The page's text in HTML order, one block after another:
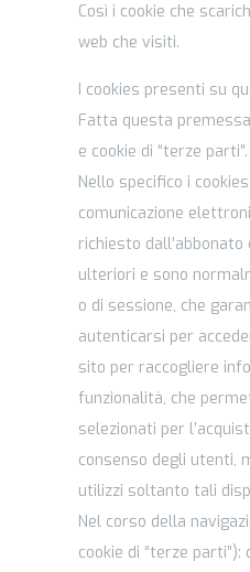
Così i cookie che
web che visiti.
I cookies presenti su
Fatta questa
e cookie di “terze parti”.
Nello specifico i
comunicazione
richiesto
ulteriori e sono
o di sessione, che
autenticarsi per
sito per raccogliere
funzionalità, che
selezionati per
consenso degli utenti,
utilizzi soltanto tali
Nel corso della
cookie di “terze